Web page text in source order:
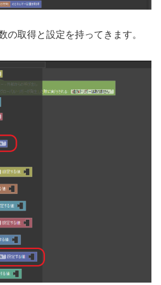
の取得と設定を持ってきます。